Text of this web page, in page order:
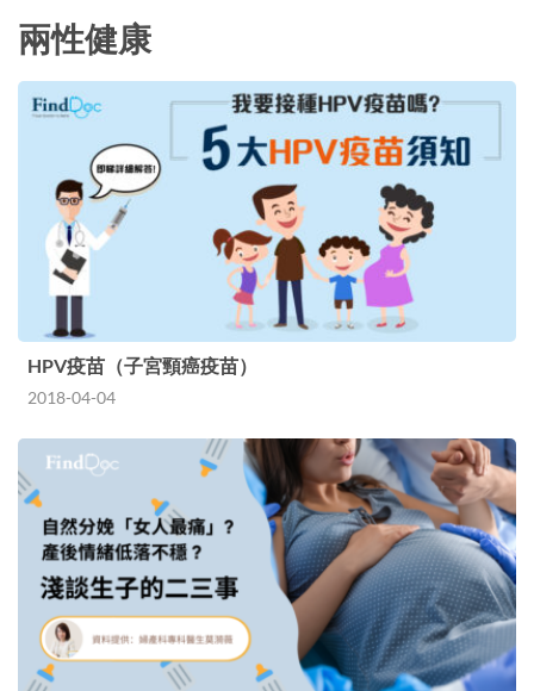
兩性健康
HPV疫苗（子宮頸癌疫苗）
2018-04-04